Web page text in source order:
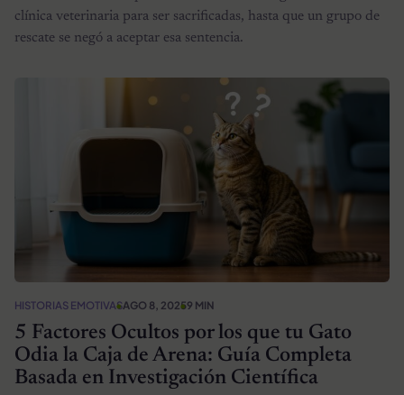
clínica veterinaria para ser sacrificadas, hasta que un grupo de
rescate se negó a aceptar esa sentencia.
HISTORIAS EMOTIVASAGO 8, 20259 MIN
5 Factores Ocultos por los que tu Gato
Odia la Caja de Arena: Guía Completa
Basada en Investigación Científica